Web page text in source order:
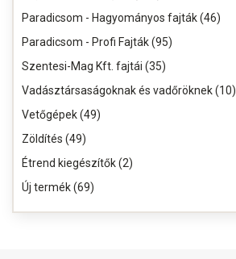
Paradicsom - Hagyományos fajták (46)
Paradicsom - Profi Fajták (95)
Szentesi-Mag Kft. fajtái (35)
Vadásztársaságoknak és vadőröknek (10)
Vetőgépek (49)
Zöldítés (49)
Étrend kiegészítők (2)
Új termék (69)